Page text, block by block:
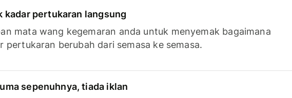
kadar pertukaran langsung
mata wang kegemaran anda untuk menyemak bagaimana
pertukaran berubah dari semasa ke semasa.
sepenuhnya, tiada iklan